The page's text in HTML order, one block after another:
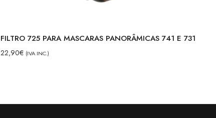
FILTRO 725 PARA MASCARAS PANORÂMICAS 741 E 731
22,90€ (IVA INC.)